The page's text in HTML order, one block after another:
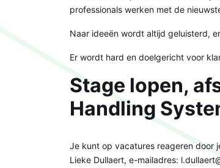
professionals werken met de
Naar ideeën wordt altijd geluisterd,
Er wordt hard en doelgericht voor
Stage lopen,
Handling
Je kunt op vacatures reageren door
Lieke Dullaert, e-mailadres: